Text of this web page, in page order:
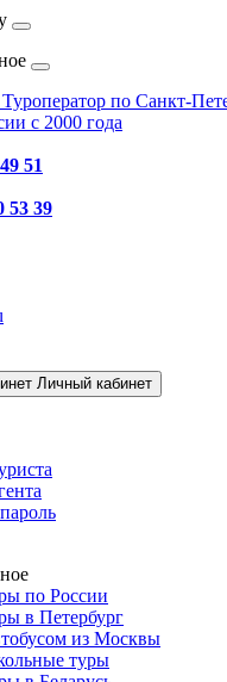
с 2000 года
51
53 39
Личный кабинет
по России
в Петербург
из Москвы
туры